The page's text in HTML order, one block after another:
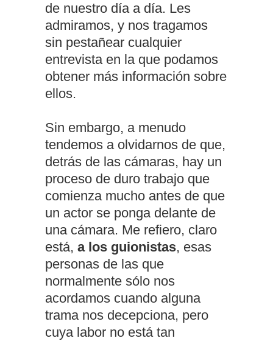
de nuestro día a día. Les
admiramos, y nos tragamos
sin pestañear cualquier
entrevista en la que podamos
obtener más información sobre
ellos.
Sin embargo, a menudo
tendemos a olvidarnos de que,
detrás de las cámaras, hay un
proceso de duro trabajo que
comienza mucho antes de que
un actor se ponga delante de
una cámara. Me refiero, claro
está, a los guionistas, esas
personas de las que
normalmente sólo nos
acordamos cuando alguna
trama nos decepciona, pero
cuya labor no está tan